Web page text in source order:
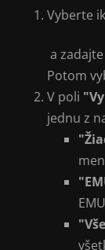
Vyberte
a
Potom
V poli
jednu z